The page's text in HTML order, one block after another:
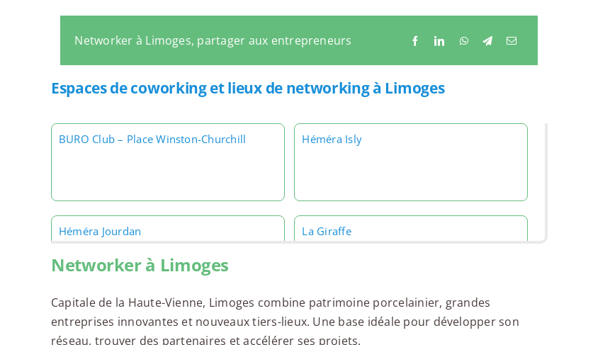
Networker à Limoges, partager aux entrepreneurs
Espaces de coworking et lieux de networking à Limoges
BURO Club – Place Winston-Churchill Héméra Isly
Héméra Jourdan La Giraffe
La Ruchidée Le Peuplier
Networker à Limoges
Capitale de la Haute-Vienne, Limoges combine patrimoine porcelainier, grandes
entreprises innovantes et nouveaux tiers-lieux. Une base idéale pour développer son
réseau, trouver des partenaires et accélérer ses projets.